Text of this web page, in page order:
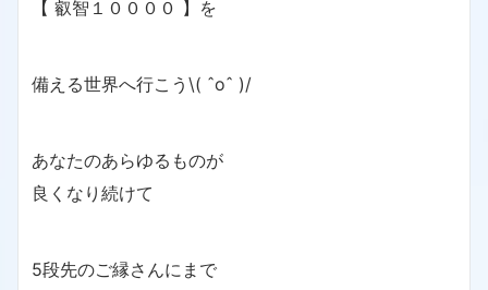
【 叡智１００００ 】を
備える世界へ行こう\( ˆoˆ )/
あなたのあらゆるものが
良くなり続けて
5段先のご縁さんにまで